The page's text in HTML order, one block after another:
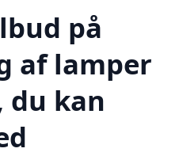
på
af lamper
du kan